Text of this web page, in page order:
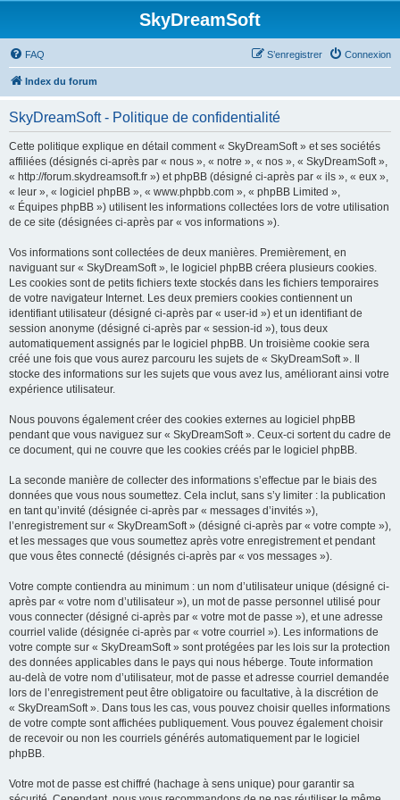
SkyDreamSoft
FAQ Connexion
S’enregistrer
Index du forum
SkyDreamSoft - Politique de confidentialité
Cette politique explique en détail comment « SkyDreamSoft » et ses sociétés
affiliées (désignés ci-après par « nous », « notre », « nos », « SkyDreamSoft »,
« http://forum.skydreamsoft.fr ») et phpBB (désigné ci-après par « ils », « eux »,
« leur », « logiciel phpBB », « www.phpbb.com », « phpBB Limited »,
« Équipes phpBB ») utilisent les informations collectées lors de votre utilisation
de ce site (désignées ci-après par « vos informations »).
Vos informations sont collectées de deux manières. Premièrement, en
naviguant sur « SkyDreamSoft », le logiciel phpBB créera plusieurs cookies.
Les cookies sont de petits fichiers texte stockés dans les fichiers temporaires
de votre navigateur Internet. Les deux premiers cookies contiennent un
identifiant utilisateur (désigné ci-après par « user-id ») et un identifiant de
session anonyme (désigné ci-après par « session-id »), tous deux
automatiquement assignés par le logiciel phpBB. Un troisième cookie sera
créé une fois que vous aurez parcouru les sujets de « SkyDreamSoft ». Il
stocke des informations sur les sujets que vous avez lus, améliorant ainsi votre
expérience utilisateur.
Nous pouvons également créer des cookies externes au logiciel phpBB
pendant que vous naviguez sur « SkyDreamSoft ». Ceux-ci sortent du cadre de
ce document, qui ne couvre que les cookies créés par le logiciel phpBB.
La seconde manière de collecter des informations s’effectue par le biais des
données que vous nous soumettez. Cela inclut, sans s’y limiter : la publication
en tant qu’invité (désignée ci-après par « messages d’invités »),
l’enregistrement sur « SkyDreamSoft » (désigné ci-après par « votre compte »),
et les messages que vous soumettez après votre enregistrement et pendant
que vous êtes connecté (désignés ci-après par « vos messages »).
Votre compte contiendra au minimum : un nom d’utilisateur unique (désigné ci-
après par « votre nom d’utilisateur »), un mot de passe personnel utilisé pour
vous connecter (désigné ci-après par « votre mot de passe »), et une adresse
courriel valide (désignée ci-après par « votre courriel »). Les informations de
votre compte sur « SkyDreamSoft » sont protégées par les lois sur la protection
des données applicables dans le pays qui nous héberge. Toute information
au-delà de votre nom d’utilisateur, mot de passe et adresse courriel demandée
lors de l’enregistrement peut être obligatoire ou facultative, à la discrétion de
« SkyDreamSoft ». Dans tous les cas, vous pouvez choisir quelles informations
de votre compte sont affichées publiquement. Vous pouvez également choisir
de recevoir ou non les courriels générés automatiquement par le logiciel
phpBB.
Votre mot de passe est chiffré (hachage à sens unique) pour garantir sa